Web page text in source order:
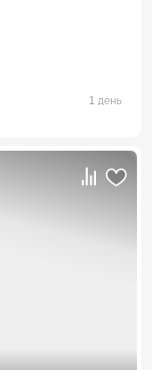
1 день